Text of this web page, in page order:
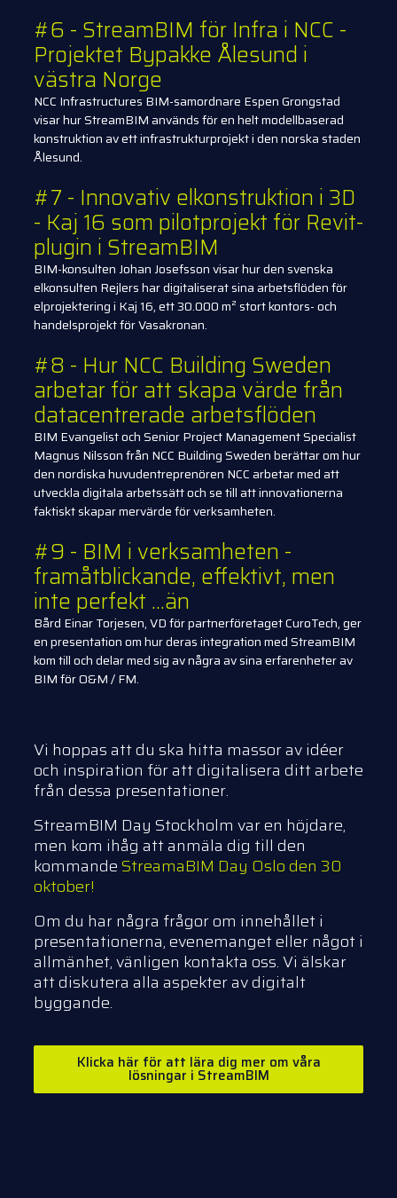
#6 - StreamBIM för Infra i NCC -
Projektet Bypakke Ålesund i
västra Norge
NCC Infrastructures BIM-samordnare Espen Grongstad
visar hur StreamBIM används för en helt modellbaserad
konstruktion av ett infrastrukturprojekt i den norska staden
Ålesund.
#7 - Innovativ elkonstruktion i 3D
- Kaj 16 som pilotprojekt för Revit-
plugin i StreamBIM
BIM-konsulten Johan Josefsson visar hur den svenska
elkonsulten Rejlers har digitaliserat sina arbetsflöden för
elprojektering i Kaj 16, ett 30.000 m² stort kontors- och
handelsprojekt för Vasakronan.
#8 - Hur NCC Building Sweden
arbetar för att skapa värde från
datacentrerade arbetsflöden
BIM Evangelist och Senior Project Management Specialist
Magnus Nilsson från NCC Building Sweden berättar om hur
den nordiska huvudentreprenören NCC arbetar med att
utveckla digitala arbetssätt och se till att innovationerna
faktiskt skapar mervärde för verksamheten.
#9 - BIM i verksamheten -
framåtblickande, effektivt, men
inte perfekt ...än
Bård Einar Torjesen, VD för partnerföretaget CuroTech, ger
en presentation om hur deras integration med StreamBIM
kom till och delar med sig av några av sina erfarenheter av
BIM för O&M / FM.
Vi hoppas att du ska hitta massor av idéer
och inspiration för att digitalisera ditt arbete
från dessa presentationer.
StreamBIM Day Stockholm var en höjdare,
men kom ihåg att anmäla dig till den
kommande StreamaBIM Day Oslo den 30
oktober!
Om du har några frågor om innehållet i
presentationerna, evenemanget eller något i
allmänhet, vänligen kontakta oss. Vi älskar
att diskutera alla aspekter av digitalt
byggande.
Klicka här för att lära dig mer om våra
lösningar i StreamBIM